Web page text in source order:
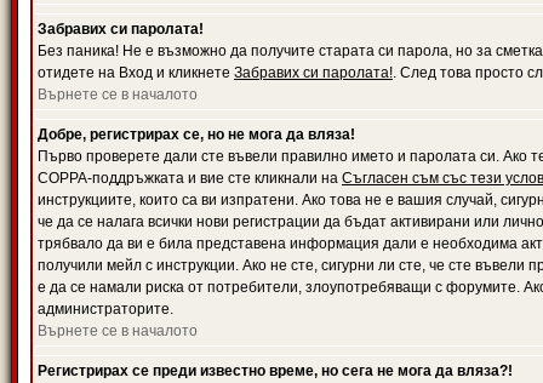
Забравих си паролата!
Без паника! Не е възможно да получите старата си парола, но за
отидете на Вход и кликнете Забравих си паролата!. След това просто
Върнете се в началото
Добре, регистрирах се, но не мога да вляза!
Първо проверете дали сте въвели правилно името и паролата си. Ако
COPPA-поддръжката и вие сте кликнали на Съгласен съм със тези
инструкциите, които са ви изпратени. Ако това не е вашия случай,
че да се налага всички нови регистрации да бъдат активирани или
трябвало да ви е била представена информация дали е необходима
получили мейл с инструкции. Ако не сте, сигурни ли сте, че сте
е да се намали риска от потребители, злоупотребяващи с форумите.
администраторите.
Върнете се в началото
Регистрирах се преди известно време, но сега не мога да вляза?!